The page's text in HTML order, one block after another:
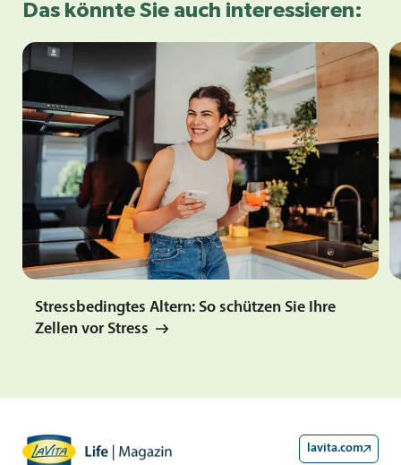
Das könnte Sie auch interessieren:
Stressbedingtes Altern: So schützen Sie Ihre
Zellen vor Stress
lavita.com